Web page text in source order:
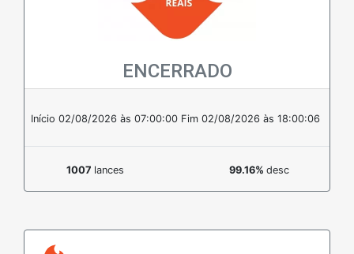
ENCERRADO
Início 02/08/2026 às 07:00:00 Fim 02/08/2026 às 18:00:06
1007 lances 99.16% desc